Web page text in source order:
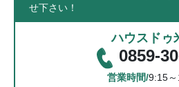
せ下さい！
ハウスドゥ
0859-
営業時間/9:15